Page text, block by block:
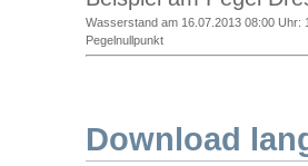
Wasserstand am 16.07.2013 08:00 Uhr:
Pegelnullpunkt
Download